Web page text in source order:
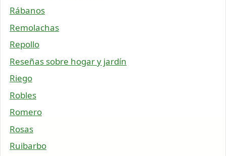
Rábanos
Remolachas
Repollo
Reseñas sobre hogar y jardín
Riego
Robles
Romero
Rosas
Ruibarbo